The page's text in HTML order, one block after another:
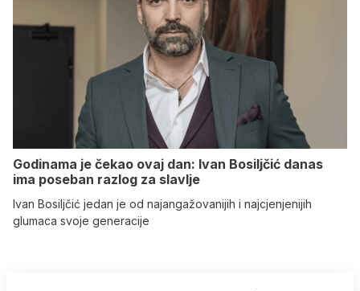
Godinama je čekao ovaj dan: Ivan Bosiljčić danas
ima poseban razlog za slavlje
Ivan Bosiljčić jedan je od najangažovanijih i najcjenjenijih
glumaca svoje generacije